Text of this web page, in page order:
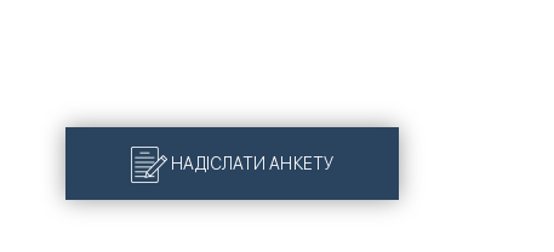
НАДІСЛАТИ АНКЕТУ